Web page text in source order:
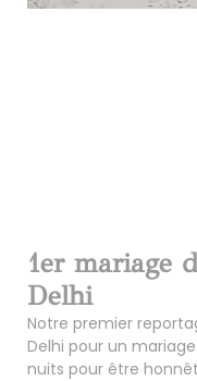
1er mariage
Delhi
Notre premier
Delhi pour un
nuits pour être